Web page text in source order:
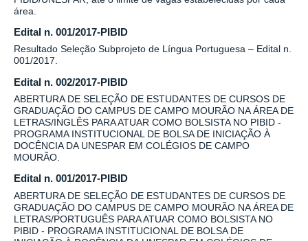
área.
Edital n. 001/2017-PIBID
Resultado Seleção Subprojeto de Língua Portuguesa – Edital n.
001/2017.
Edital n. 002/2017-PIBID
ABERTURA DE SELEÇÃO DE ESTUDANTES DE CURSOS DE
GRADUAÇÃO DO CAMPUS DE CAMPO MOURÃO NA ÁREA DE
LETRAS/INGLÊS PARA ATUAR COMO BOLSISTA NO PIBID -
PROGRAMA INSTITUCIONAL DE BOLSA DE INICIAÇÃO À
DOCÊNCIA DA UNESPAR EM COLÉGIOS DE CAMPO
MOURÃO.
Edital n. 001/2017-PIBID
ABERTURA DE SELEÇÃO DE ESTUDANTES DE CURSOS DE
GRADUAÇÃO DO CAMPUS DE CAMPO MOURÃO NA ÁREA DE
LETRAS/PORTUGUÊS PARA ATUAR COMO BOLSISTA NO
PIBID - PROGRAMA INSTITUCIONAL DE BOLSA DE